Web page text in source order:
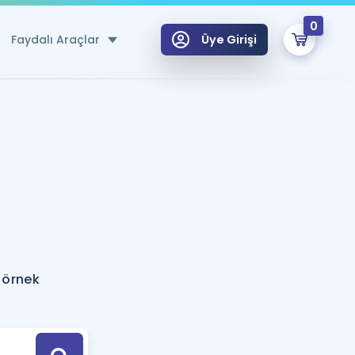
Faydalı Araçlar
Hesaplama Aracı
için Öneriler
Tek Takvimde
Üye Girişi
0